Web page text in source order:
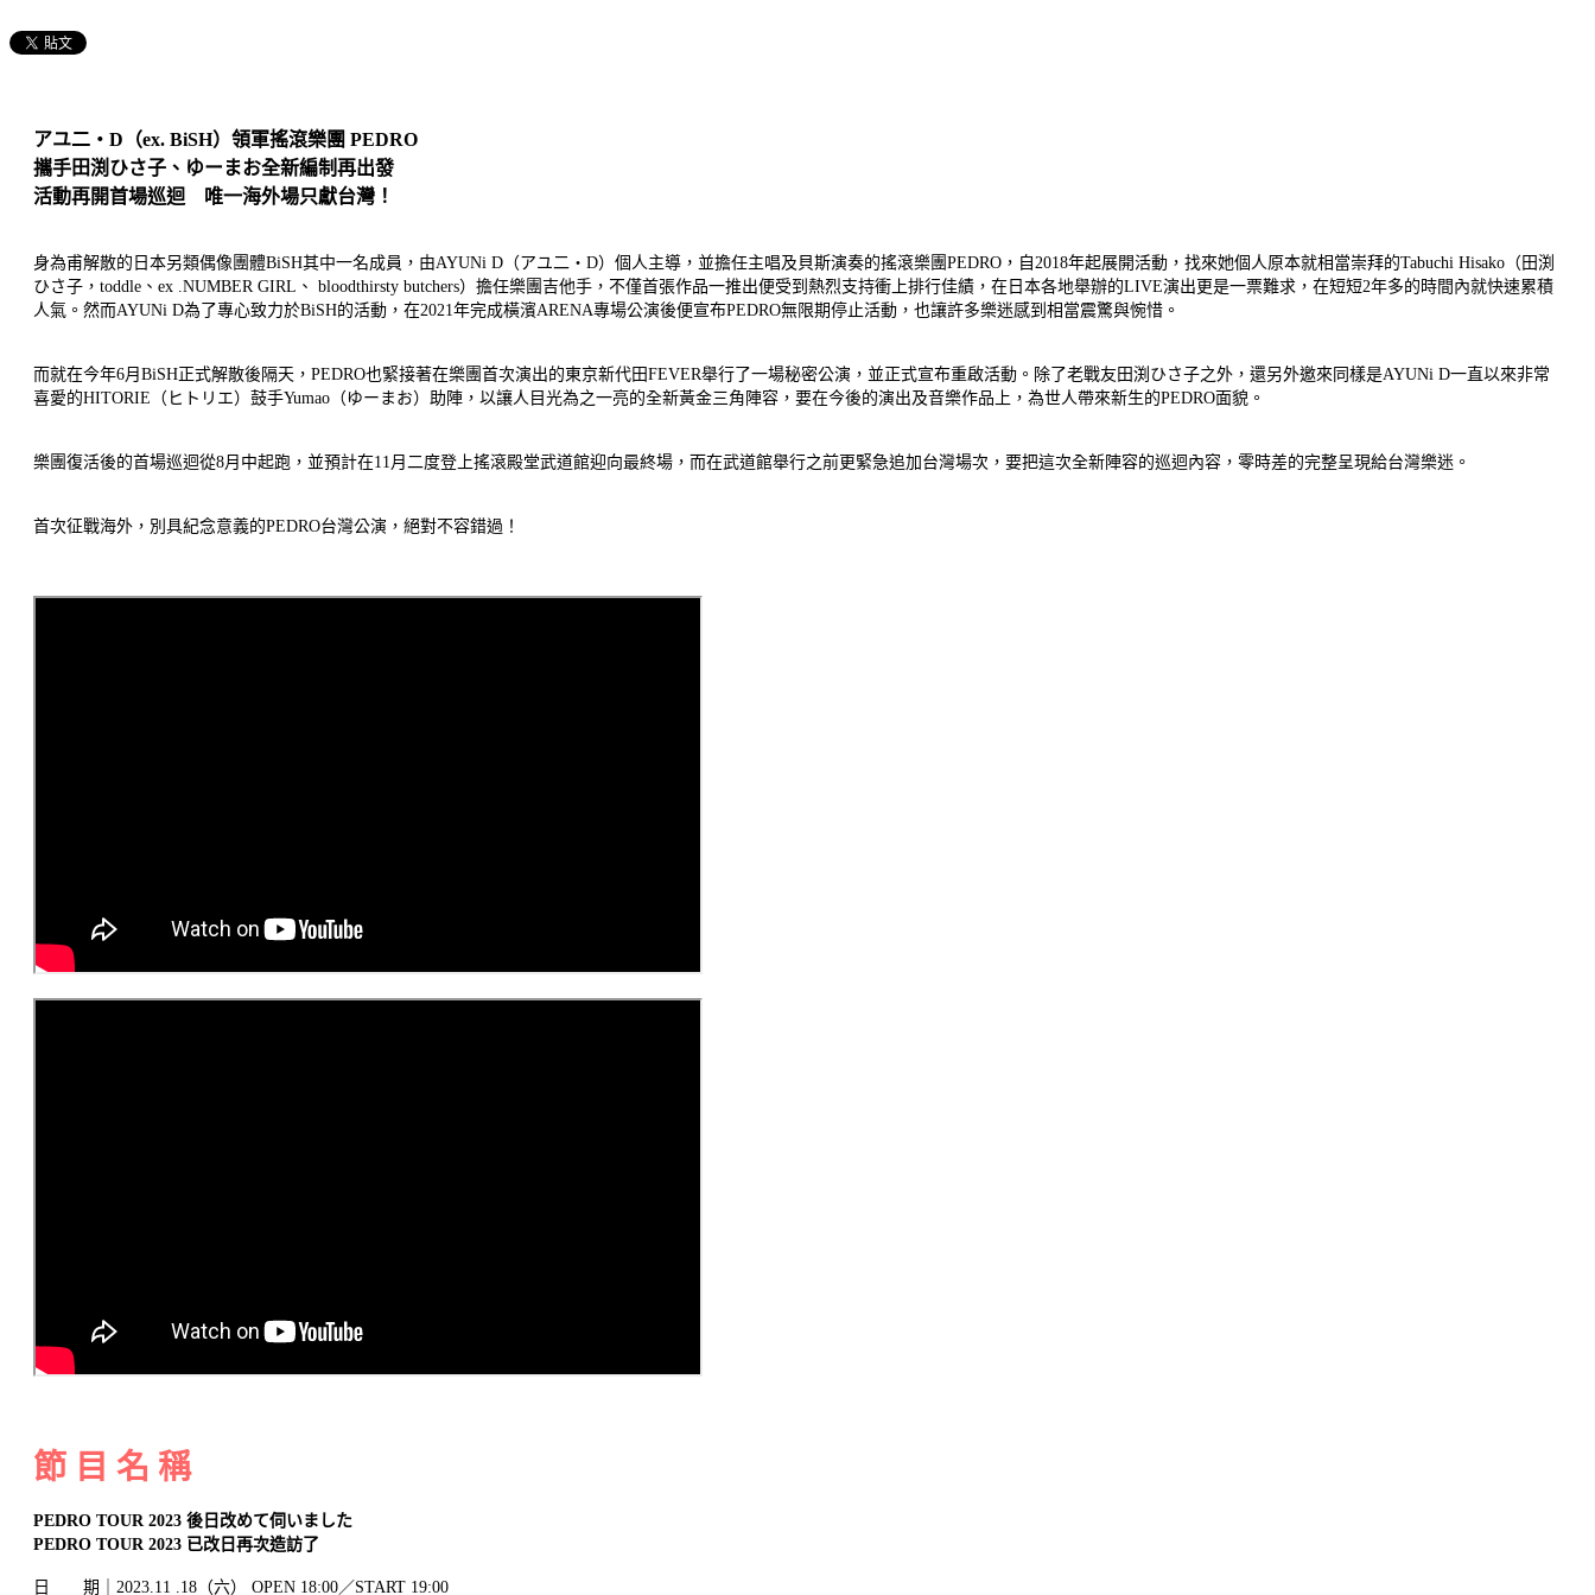
アユ二・D（ex. BiSH）領軍搖滾樂團 PEDRO
攜手田渕ひさ子、ゆーまお全新編制再出發
活動再開首場巡迴 唯一海外場只獻台灣！
身為甫解散的日本另類偶像團體BiSH其中一名成員，由AYUNi D（アユ二・D）個人主導，並擔任主唱及貝斯演奏的搖滾樂團PEDRO，自2018年起展開活動，找來她個人原本就相當崇拜的Tabuchi Hisako（田渕
ひさ子，toddle、ex .NUMBER GIRL、 bloodthirsty butchers）擔任樂團吉他手，不僅首張作品一推出便受到熱烈支持衝上排行佳績，在日本各地舉辦的LIVE演出更是一票難求，在短短2年多的時間內就快速累積
人氣。然而AYUNi D為了專心致力於BiSH的活動，在2021年完成橫濱ARENA專場公演後便宣布PEDRO無限期停止活動，也讓許多樂迷感到相當震驚與惋惜。
而就在今年6月BiSH正式解散後隔天，PEDRO也緊接著在樂團首次演出的東京新代田FEVER舉行了一場秘密公演，並正式宣布重啟活動。除了老戰友田渕ひさ子之外，還另外邀來同樣是AYUNi D一直以來非常
喜愛的HITORIE（ヒトリエ）鼓手Yumao（ゆーまお）助陣，以讓人目光為之一亮的全新黃金三角陣容，要在今後的演出及音樂作品上，為世人帶來新生的PEDRO面貌。
樂團復活後的首場巡迴從8月中起跑，並預計在11月二度登上搖滾殿堂武道館迎向最終場，而在武道館舉行之前更緊急追加台灣場次，要把這次全新陣容的巡迴內容，零時差的完整呈現給台灣樂迷。
首次征戰海外，別具紀念意義的PEDRO台灣公演，絕對不容錯過！
節 目 名 稱
PEDRO TOUR 2023 後日改めて伺いました
PEDRO TOUR 2023 已改日再次造訪了
日 期｜2023.11 .18（六） OPEN 18:00／START 19:00